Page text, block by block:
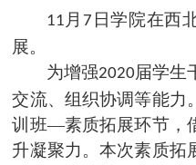
11 月 7 日学院在西
展。
为增强2020届学生
交流、组织协调等能力
训班—素质拓展环节，
升凝聚力。本次素质拓